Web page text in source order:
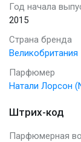
Год начала
2015
Страна бренда
Великобритания
Парфюмер
Натали Лорсон
Штрих-код
Парфюмерная